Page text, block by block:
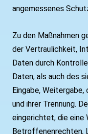
angemessenes
Zu den Maßnahmen
der Vertraulichkeit,
Daten durch
Daten, als auch des
Eingabe,
und ihrer Trennung.
eingerichtet, die eine
Betroffenenrechten,